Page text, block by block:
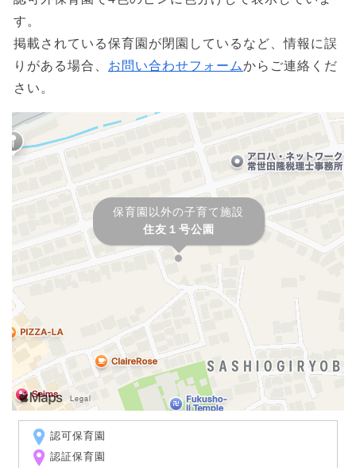
す。
掲載されている保育園が閉園しているなど、情報に誤
りがある場合、 お問い合わせフォームからご連絡くだ
さい。
保育園以外の子育て施設
住友１号公園
認可保育園
認証保育園